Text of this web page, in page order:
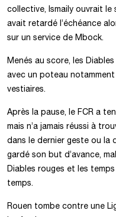
collective, Ismaily ouvrait le
avait retardé l’échéance
sur un service de Mbock.
Menés au score, les
avec un poteau
vestiaires.
Après la pause, le FCR a
mais n’a jamais réussi à
dans le dernier geste ou la
gardé son but d’avance,
Diables rouges et les
temps.
Rouen tombe contre une